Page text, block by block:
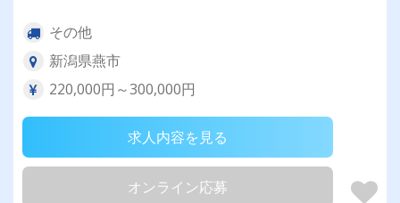
その他
新潟県燕市
220,000円～300,000円
求人内容を見る
オンライン応募